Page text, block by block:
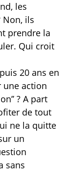
les
Non, ils
prendre la
Qui croit
20 ans en
une action
? A part
de tout
ne la quitte
un
sans